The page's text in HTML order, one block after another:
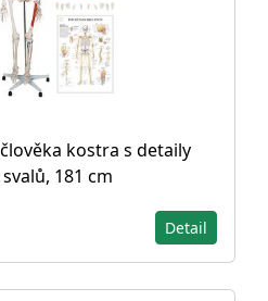
kostra s detaily
181 cm
Detail